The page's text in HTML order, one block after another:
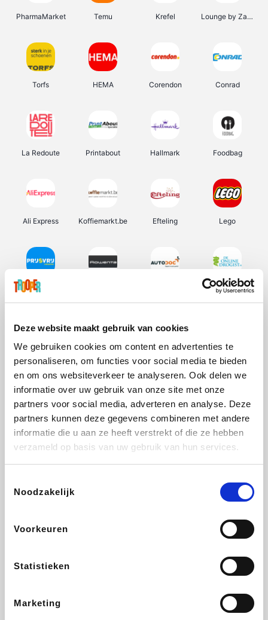
Deze website maakt gebruik van cookies
We gebruiken cookies om content en advertenties te
personaliseren, om functies voor social media te bieden
en om ons websiteverkeer te analyseren. Ook delen we
informatie over uw gebruik van onze site met onze
partners voor social media, adverteren en analyse. Deze
partners kunnen deze gegevens combineren met andere
informatie die u aan ze heeft verstrekt of die ze hebben
verzameld op basis van uw gebruik van hun services.
Noodzakelijk
Voorkeuren
Statistieken
Marketing
PharmaMarket Temu Krefel Lounge by Zalando
Torfs HEMA Corendon Conrad
La Redoute Printabout Hallmark Foodbag
Ali Express Koffiemarkt.be Efteling Lego
Prijsvrij De Online Drogist
Vidaxl Lampenlicht.be Adidas Hotels.com
DectDirect
Brussels Airlines
EuroGifts Get Your Guide